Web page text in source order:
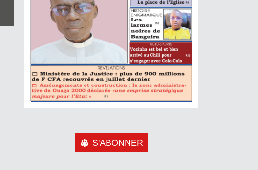
S'ABONNER